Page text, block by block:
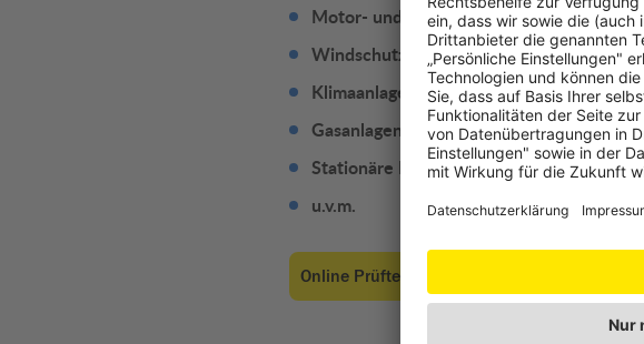
Motor- und Steuergerätediagnose
Windschutzscheiben-Reparatur
Klimaanlagen-Überprüfung
Gasanlagen-Überprüfung
Stationäre Pannenhilfe
u.v.m.
Online Prüftermin vereinbaren